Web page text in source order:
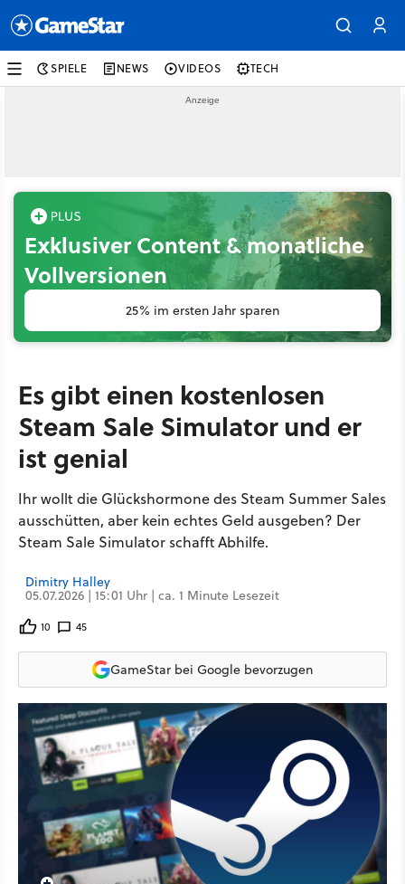
SPIELE NEWS VIDEOS TECH
Exklusiver Content & monatliche
Vollversionen
25% im ersten Jahr sparen
Es gibt einen kostenlosen
Steam Sale Simulator und er
ist genial
Ihr wollt die Glückshormone des Steam Summer Sales
ausschütten, aber kein echtes Geld ausgeben? Der
Steam Sale Simulator schafft Abhilfe.
Dimitry Halley
05.07.2026 | 15:01 Uhr | ca. 1 Minute Lesezeit
10 45
GameStar bei Google bevorzugen